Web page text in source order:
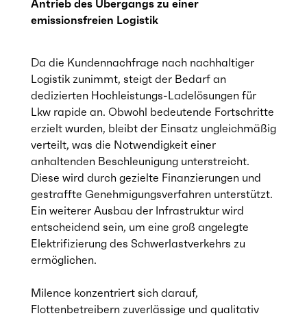
Antrieb des Übergangs zu einer
emissionsfreien Logistik
Da die Kundennachfrage nach nachhaltiger
Logistik zunimmt, steigt der Bedarf an
dedizierten Hochleistungs-Ladelösungen für
Lkw rapide an. Obwohl bedeutende Fortschritte
erzielt wurden, bleibt der Einsatz ungleichmäßig
verteilt, was die Notwendigkeit einer
anhaltenden Beschleunigung unterstreicht.
Diese wird durch gezielte Finanzierungen und
gestraffte Genehmigungsverfahren unterstützt.
Ein weiterer Ausbau der Infrastruktur wird
entscheidend sein, um eine groß angelegte
Elektrifizierung des Schwerlastverkehrs zu
ermöglichen.
Milence konzentriert sich darauf,
Flottenbetreibern zuverlässige und qualitativ